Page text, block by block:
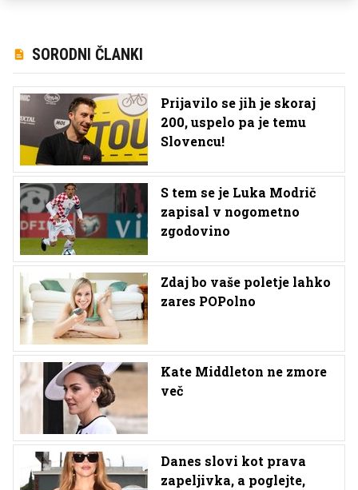
SORODNI ČLANKI
Prijavilo se jih je skoraj
200, uspelo pa je temu
Slovencu!
S tem se je Luka Modrič
zapisal v nogometno
zgodovino
Zdaj bo vaše poletje lahko
zares POPolno
Kate Middleton ne zmore
več
Danes slovi kot prava
zapeljivka, a poglejte,